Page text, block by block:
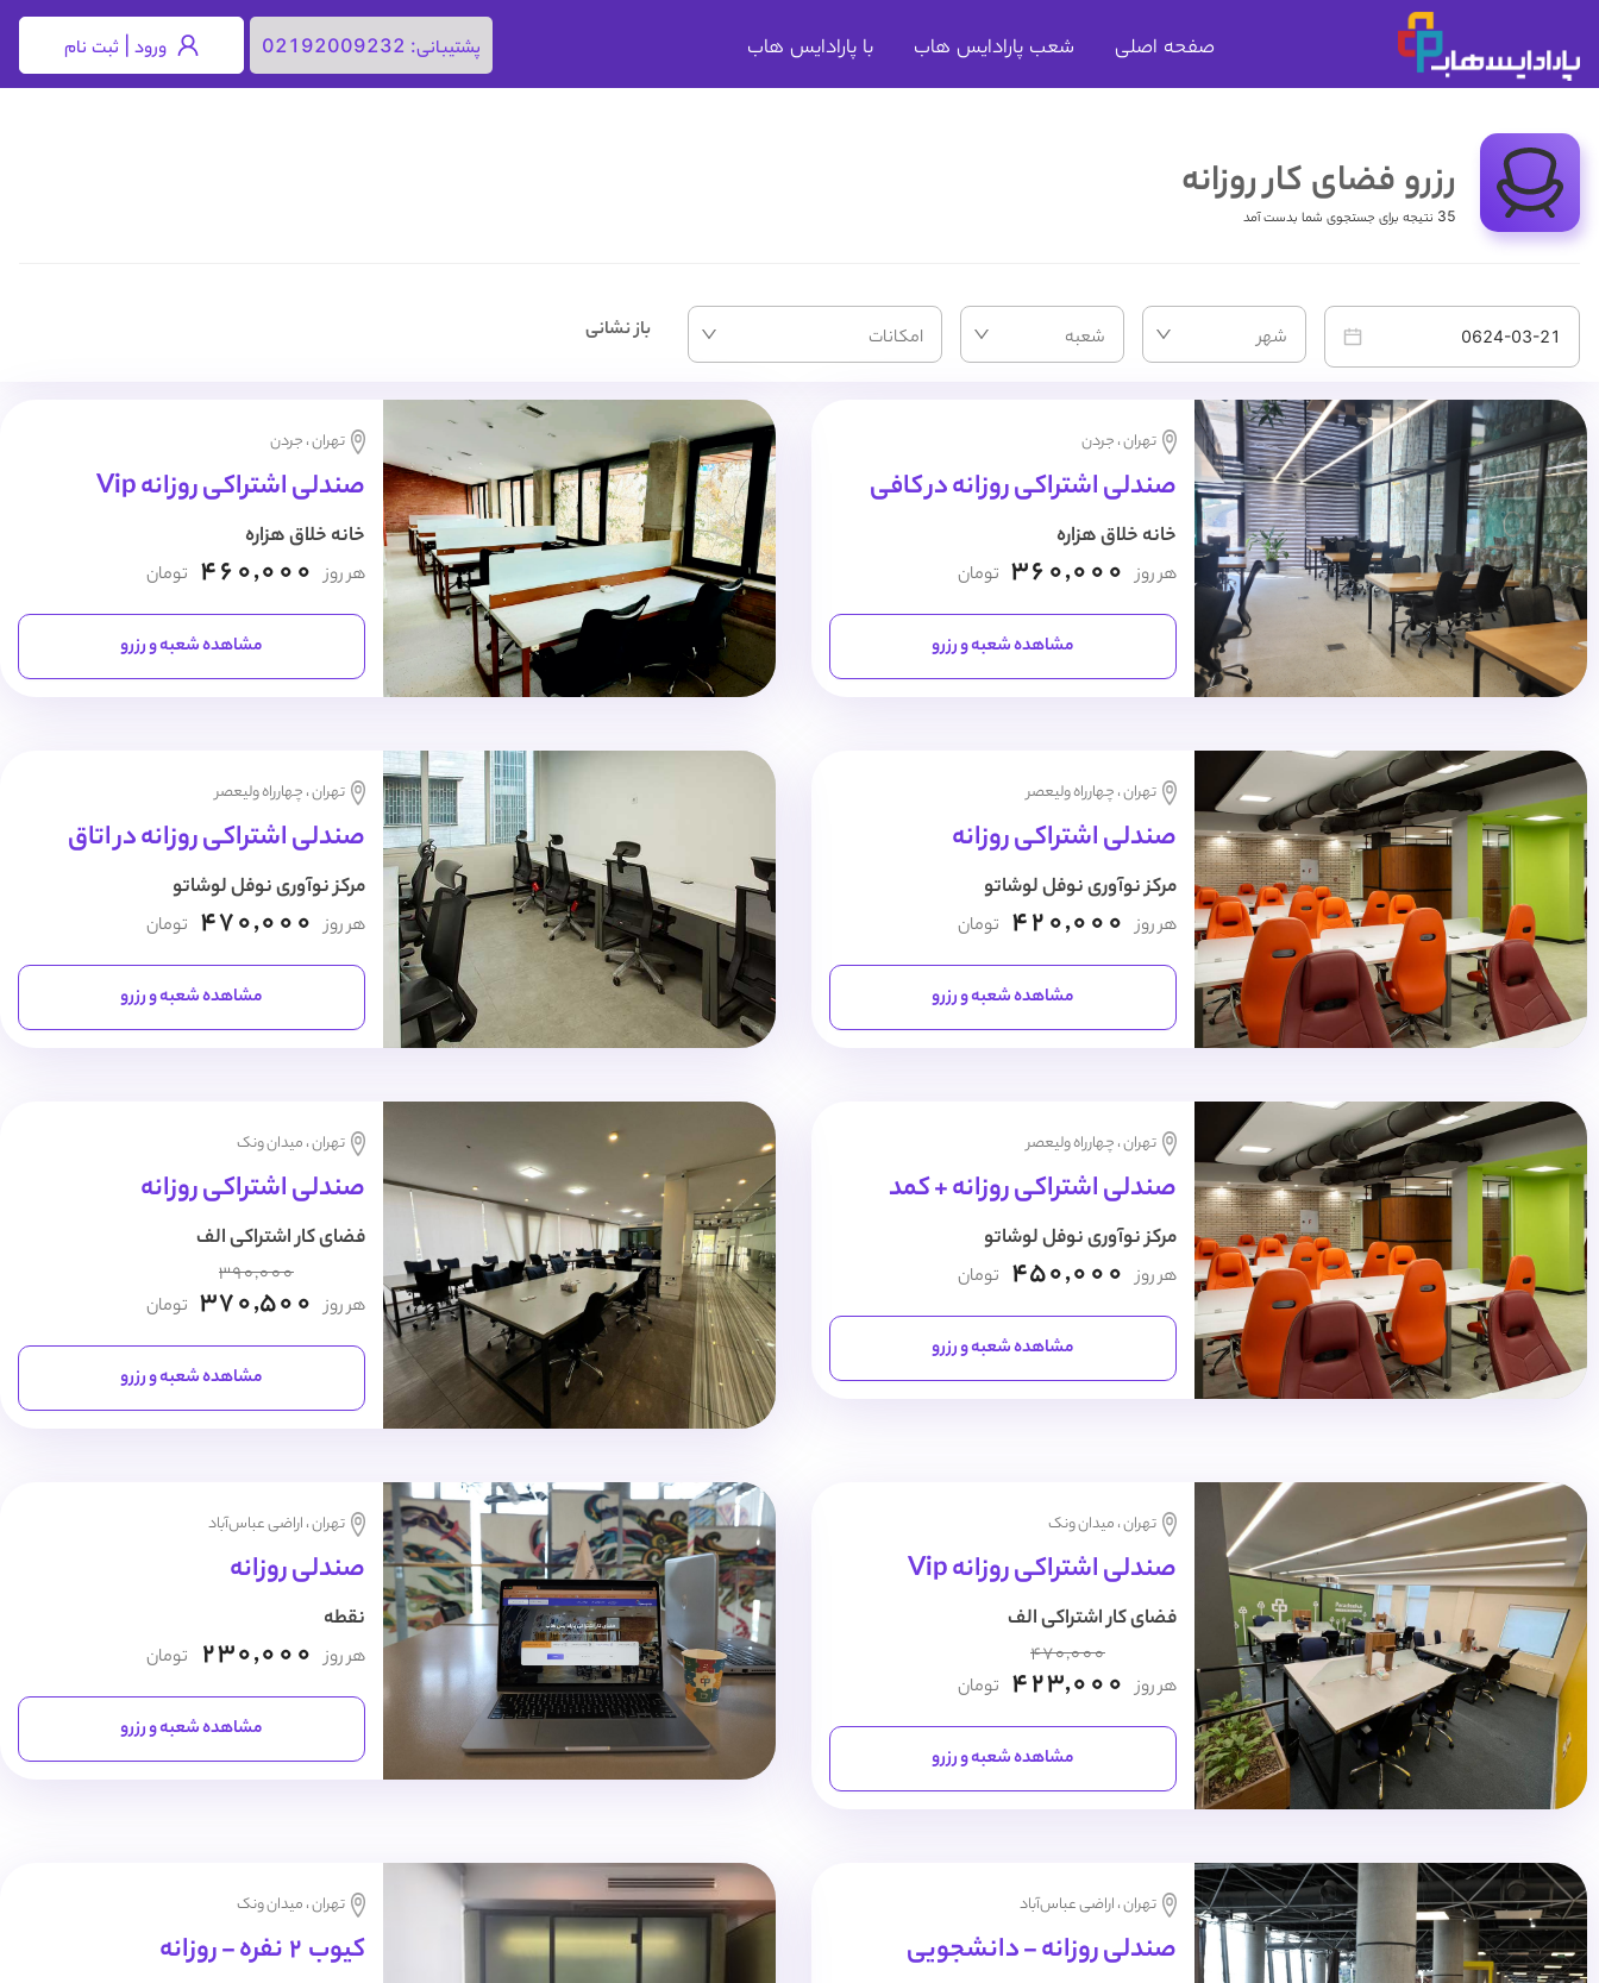
صفحه اصلی شعب پارادایس هاب با پارادایس هاب پشتیبانی: 02192009232 ورود | ثبت نام
رزرو فضای کار روزانه
35 نتیجه برای جستجوی شما بدست آمد
شهر شعبه امکانات باز نشانی
تهران ، جردن
صندلی اشتراکی روزانه در کافی
شاپ
خانه خلاق هزاره
هر روز 360,000 تومان
مشاهده شعبه و رزرو
تهران ، جردن
صندلی اشتراکی روزانه Vip
خانه خلاق هزاره
هر روز 460,000 تومان
مشاهده شعبه و رزرو
تهران ، چهارراه ولیعصر
صندلی اشتراکی روزانه
مرکز نوآوری نوفل لوشاتو
هر روز 420,000 تومان
مشاهده شعبه و رزرو
تهران ، چهارراه ولیعصر
صندلی اشتراکی روزانه در اتاق
مرکز نوآوری نوفل لوشاتو
هر روز 470,000 تومان
مشاهده شعبه و رزرو
تهران ، چهارراه ولیعصر
صندلی اشتراکی روزانه + کمد
مرکز نوآوری نوفل لوشاتو
هر روز 450,000 تومان
مشاهده شعبه و رزرو
تهران ، میدان ونک
صندلی اشتراکی روزانه
فضای کار اشتراکی الف
هر روز
390,000
370,500 تومان
مشاهده شعبه و رزرو
تهران ، میدان ونک
صندلی اشتراکی روزانه Vip
فضای کار اشتراکی الف
هر روز
470,000
423,000 تومان
مشاهده شعبه و رزرو
تهران ، اراضی عباس‌آباد
صندلی روزانه
نقطه
هر روز 230,000 تومان
مشاهده شعبه و رزرو
تهران ، اراضی عباس‌آباد
صندلی روزانه - دانشجویی
تهران ، میدان ونک
کیوب 2 نفره - روزانه